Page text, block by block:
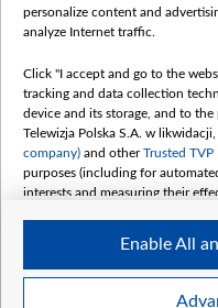
personalize content and
analyze Internet traffic.
Click "I accept and go to the
tracking and data collection
device and its storage, and to
Telewizja Polska S.A. w likwidacji,
company) and otherTrusted TVP
purposes (including for
interests and measuring their
The purposes of processing your
follows:
Enable All